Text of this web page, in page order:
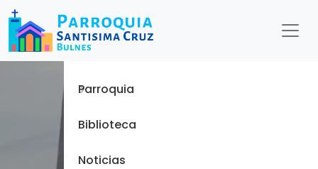
Menu
Inicio
Parroquia
Biblioteca
Noticias